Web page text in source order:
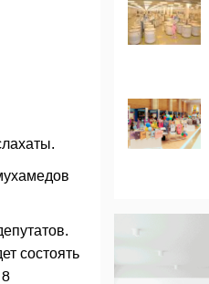
состоять